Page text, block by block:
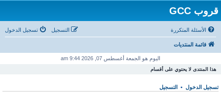
قروب GCC
الأسئلة المتكررة تسجيل الدخول التسجيل
قائمة المنتديات
اليوم هو الجمعة أغسطس 07, 2026 9:44 am
هذا المنتدى لا يحتوي على أقسام
تسجيل الدخول • التسجيل